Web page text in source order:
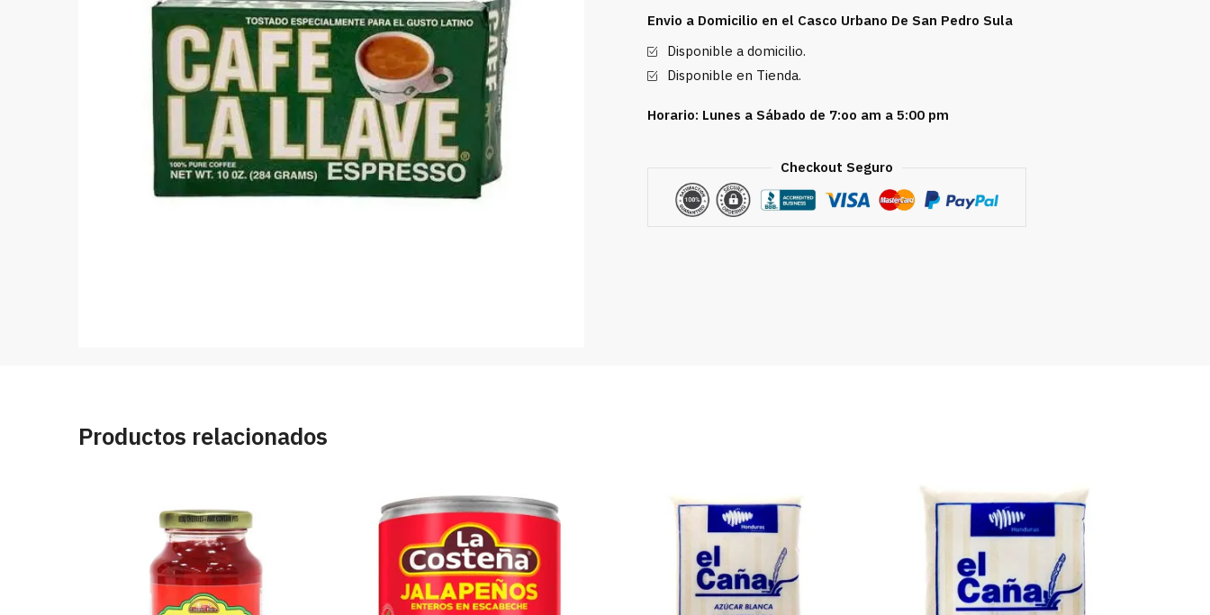
10
oz
cantidad
Envio a Domicilio en el Casco Urbano De San Pedro Sula
Disponible a domicilio.
Disponible en Tienda.
Horario: Lunes a Sábado de 7:oo am a 5:00 pm
Checkout Seguro
Productos relacionados